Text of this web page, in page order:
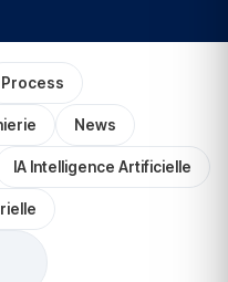
Process
News
IA Intelligence Artificielle